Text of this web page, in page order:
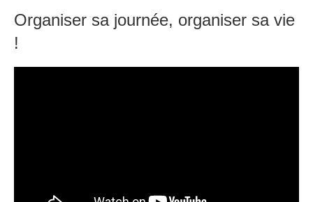
Organiser sa journée, organiser sa vie
!